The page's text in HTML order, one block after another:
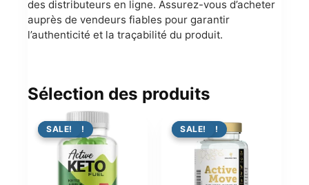
des distributeurs en ligne. Assurez-vous d’acheter
auprès de vendeurs fiables pour garantir
l’authenticité et la traçabilité du produit.
Sélection des produits
PROMO !
SALE! PROMO !
SALE!